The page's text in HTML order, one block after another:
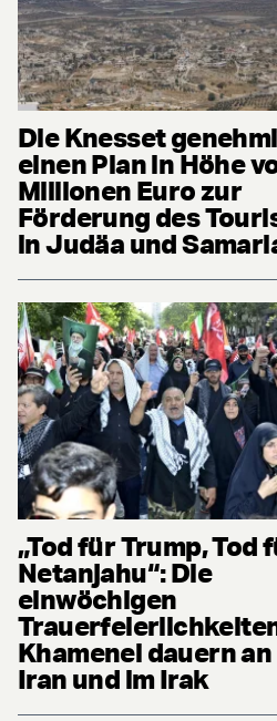
Die Knesset
einen Plan in Höhe
Millionen Euro zur
Förderung des
in Judäa und
„Tod für Trump, Tod
Netanjahu“: Die
einwöchigen
Khamenei dauern an
Iran und im Irak